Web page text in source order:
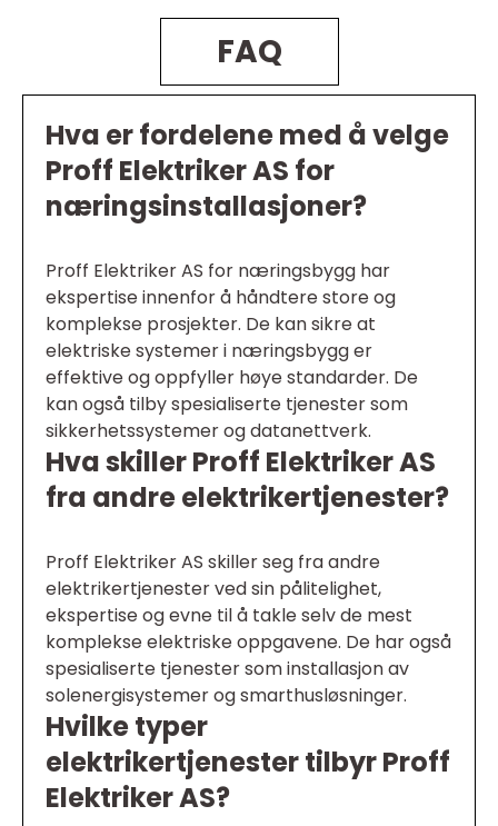
FAQ
Hva er fordelene med å velge
Proff Elektriker AS for
næringsinstallasjoner?
Proff Elektriker AS for næringsbygg har
ekspertise innenfor å håndtere store og
komplekse prosjekter. De kan sikre at
elektriske systemer i næringsbygg er
effektive og oppfyller høye standarder. De
kan også tilby spesialiserte tjenester som
sikkerhetssystemer og datanettverk.
Hva skiller Proff Elektriker AS
fra andre elektrikertjenester?
Proff Elektriker AS skiller seg fra andre
elektrikertjenester ved sin pålitelighet,
ekspertise og evne til å takle selv de mest
komplekse elektriske oppgavene. De har også
spesialiserte tjenester som installasjon av
solenergisystemer og smarthusløsninger.
Hvilke typer
elektrikertjenester tilbyr Proff
Elektriker AS?